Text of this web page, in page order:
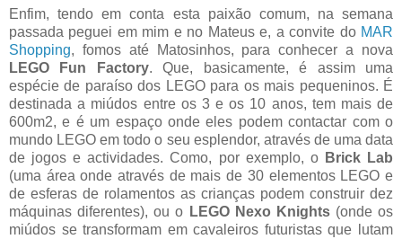
Enfim, tendo em conta esta paixão comum, na semana
passada peguei em mim e no Mateus e, a convite do MAR
Shopping, fomos até Matosinhos, para conhecer a nova
LEGO Fun Factory. Que, basicamente, é assim uma
espécie de paraíso dos LEGO para os mais pequeninos. É
destinada a miúdos entre os 3 e os 10 anos, tem mais de
600m2, e é um espaço onde eles podem contactar com o
mundo LEGO em todo o seu esplendor, através de uma data
de jogos e actividades. Como, por exemplo, o Brick Lab
(uma área onde através de mais de 30 elementos LEGO e
de esferas de rolamentos as crianças podem construir dez
máquinas diferentes), ou o LEGO Nexo Knights(onde os
miúdos se transformam em cavaleiros futuristas que lutam